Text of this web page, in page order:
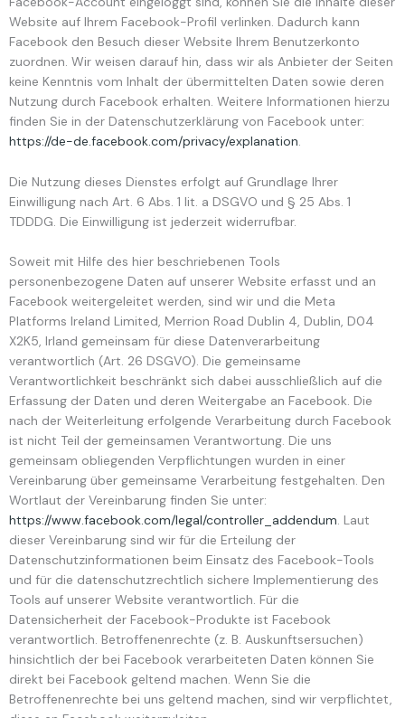
Website auf Ihrem Facebook-Profil verlinken. Dadurch kann
Facebook den Besuch dieser Website Ihrem Benutzerkonto
zuordnen. Wir weisen darauf hin, dass wir als Anbieter der Seiten
keine Kenntnis vom Inhalt der übermittelten Daten sowie deren
Nutzung durch Facebook erhalten. Weitere Informationen hierzu
finden Sie in der Datenschutzerklärung von Facebook unter:
https://de-de.facebook.com/privacy/explanation.
Die Nutzung dieses Dienstes erfolgt auf Grundlage Ihrer
Einwilligung nach Art. 6 Abs. 1 lit. a DSGVO und § 25 Abs. 1
TDDDG. Die Einwilligung ist jederzeit widerrufbar.
Soweit mit Hilfe des hier beschriebenen Tools
personenbezogene Daten auf unserer Website erfasst und an
Facebook weitergeleitet werden, sind wir und die Meta
Platforms Ireland Limited, Merrion Road Dublin 4, Dublin, D04
X2K5, Irland gemeinsam für diese Datenverarbeitung
verantwortlich (Art. 26 DSGVO). Die gemeinsame
Verantwortlichkeit beschränkt sich dabei ausschließlich auf die
Erfassung der Daten und deren Weitergabe an Facebook. Die
nach der Weiterleitung erfolgende Verarbeitung durch Facebook
ist nicht Teil der gemeinsamen Verantwortung. Die uns
gemeinsam obliegenden Verpflichtungen wurden in einer
Vereinbarung über gemeinsame Verarbeitung festgehalten. Den
Wortlaut der Vereinbarung finden Sie unter:
https://www.facebook.com/legal/controller_addendum. Laut
dieser Vereinbarung sind wir für die Erteilung der
Datenschutzinformationen beim Einsatz des Facebook-Tools
und für die datenschutzrechtlich sichere Implementierung des
Tools auf unserer Website verantwortlich. Für die
Datensicherheit der Facebook-Produkte ist Facebook
verantwortlich. Betroffenenrechte (z. B. Auskunftsersuchen)
hinsichtlich der bei Facebook verarbeiteten Daten können Sie
direkt bei Facebook geltend machen. Wenn Sie die
Betroffenenrechte bei uns geltend machen, sind wir verpflichtet,